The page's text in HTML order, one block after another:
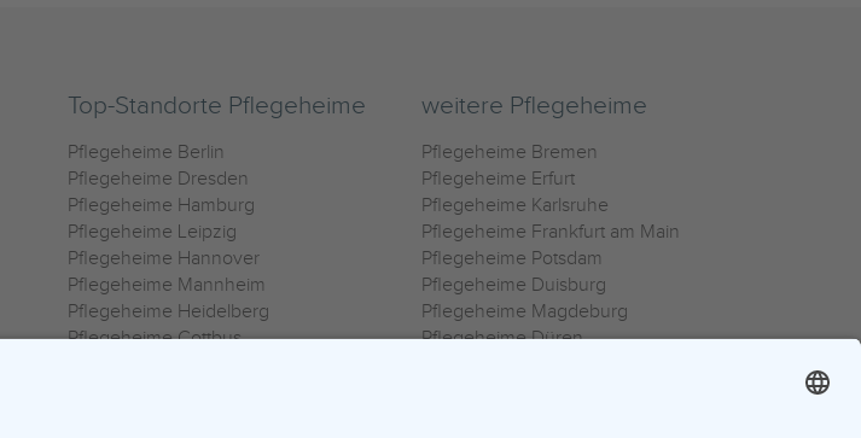
Top-Standorte Pflegeheime
Pflegeheime Berlin
Pflegeheime Dresden
Pflegeheime Hamburg
Pflegeheime Leipzig
Pflegeheime Hannover
Pflegeheime Mannheim
Pflegeheime Heidelberg
Pflegeheime Cottbus
weitere Pflegeheime
Pflegeheime Bremen
Pflegeheime Erfurt
Pflegeheime Karlsruhe
Pflegeheime Frankfurt am Main
Pflegeheime Potsdam
Pflegeheime Duisburg
Pflegeheime Magdeburg
Pflegeheime Düren